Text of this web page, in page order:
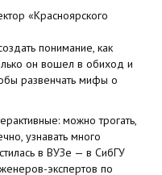
«Красноярского
понимание, как
он вошел в обиход и
развенчать мифы о
можно трогать,
узнавать много
в ВУЗе — в СибГУ
экспертов по